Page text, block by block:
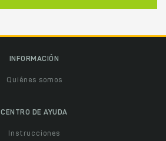
INFORMACIÓN
Quiénes somos
CENTRO DE AYUDA
Instrucciones